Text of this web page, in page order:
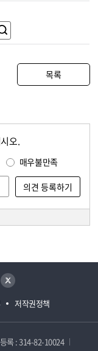
목록
오.
매우불만족
저작권정책
트위터
록 : 314-82-10024